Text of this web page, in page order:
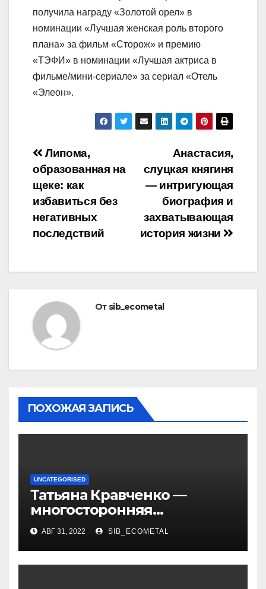
получила награду «Золотой орел» в
номинации «Лучшая женская роль второго
плана» за фильм «Сторож» и премию
«ТЭФИ» в номинации «Лучшая актриса в
фильме/мини-сериале» за сериал «Отель
«Элеон».
Навигация
по
записям
Анастасия,
слуцкая княгиня
— интригующая
биография и
захватывающая
история жизни
Липома,
образованная на
щеке: как
избавиться без
негативных
последствий
От sib_ecometal
ПОХОЖАЯ ЗАПИСЬ
UNCATEGORISED
Татьяна Кравченко —
многосторонняя
талантливая российская
актриса с богатой
биографией и успешной
карьерой
АВГ 31, 2022 SIB_ECOMETAL